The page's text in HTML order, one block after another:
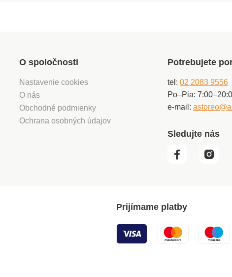
O spoločnosti
Nastavenie cookies
O nás
Obchodné podmienky
Ochrana osobných údajov
Potrebujete
tel: 02 2083 9556
Po–Pia:
e-mail:
Sledujte nás
Prijímame platby